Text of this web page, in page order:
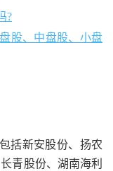
?
股、中盘股、小盘
括新安股份、扬农
青股份、湖南海利